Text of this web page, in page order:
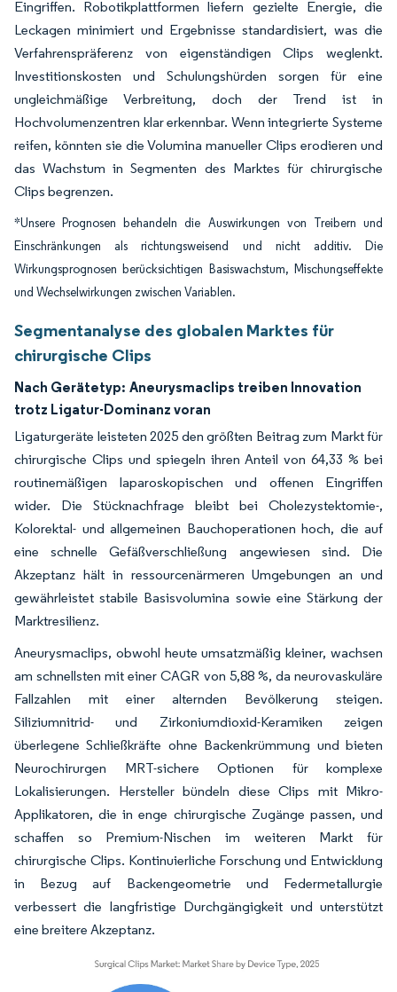
Eingriffen. Robotikplattformen liefern gezielte Energie, die
Leckagen minimiert und Ergebnisse standardisiert, was die
Verfahrenspräferenz von eigenständigen Clips weglenkt.
Investitionskosten und Schulungshürden sorgen für eine
ungleichmäßige Verbreitung, doch der Trend ist in
Hochvolumenzentren klar erkennbar. Wenn integrierte Systeme
reifen, könnten sie die Volumina manueller Clips erodieren und
das Wachstum in Segmenten des Marktes für chirurgische
Clips begrenzen.
*Unsere Prognosen behandeln die Auswirkungen von Treibern und
Einschränkungen als richtungsweisend und nicht additiv. Die
Wirkungsprognosen berücksichtigen Basiswachstum, Mischungseffekte
und Wechselwirkungen zwischen Variablen.
Segmentanalyse des globalen Marktes für
chirurgische Clips
Nach Gerätetyp: Aneurysmaclips treiben Innovation
trotz Ligatur-Dominanz voran
Ligaturgeräte leisteten 2025 den größten Beitrag zum Markt für
chirurgische Clips und spiegeln ihren Anteil von 64,33 % bei
routinemäßigen laparoskopischen und offenen Eingriffen
wider. Die Stücknachfrage bleibt bei Cholezystektomie-,
Kolorektal- und allgemeinen Bauchoperationen hoch, die auf
eine schnelle Gefäßverschließung angewiesen sind. Die
Akzeptanz hält in ressourcenärmeren Umgebungen an und
gewährleistet stabile Basisvolumina sowie eine Stärkung der
Marktresilienz.
Aneurysmaclips, obwohl heute umsatzmäßig kleiner, wachsen
am schnellsten mit einer CAGR von 5,88 %, da neurovaskuläre
Fallzahlen mit einer alternden Bevölkerung steigen.
Siliziumnitrid- und Zirkoniumdioxid-Keramiken zeigen
überlegene Schließkräfte ohne Backenkrümmung und bieten
Neurochirurgen MRT-sichere Optionen für komplexe
Lokalisierungen. Hersteller bündeln diese Clips mit Mikro-
Applikatoren, die in enge chirurgische Zugänge passen, und
schaffen so Premium-Nischen im weiteren Markt für
chirurgische Clips. Kontinuierliche Forschung und Entwicklung
in Bezug auf Backengeometrie und Federmetallurgie
verbessert die langfristige Durchgängigkeit und unterstützt
eine breitere Akzeptanz.